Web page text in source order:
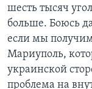
шесть тысяч
больше. Боюсь
если мы
Мариуполь,
украинской
проблема на